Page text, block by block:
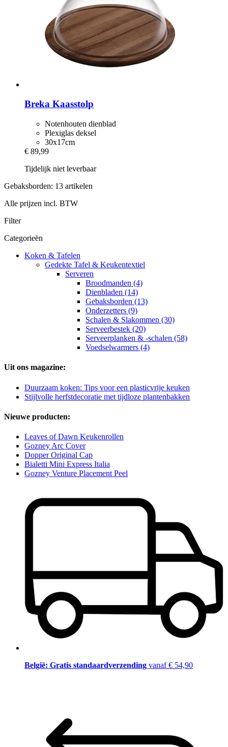
Breka Kaasstolp
Notenhouten dienblad
Plexiglas deksel
30x17cm
€ 89,99
Tijdelijk niet leverbaar
Gebaksborden: 13 artikelen
Alle prijzen incl. BTW
Filter
Categorieën
Koken & Tafelen
Gedekte Tafel & Keukentextiel
Serveren
Broodmanden (4)
Dienbladen (14)
Gebaksborden (13)
Onderzetters (9)
Schalen & Slakommen (30)
Serveerbestek (20)
Serveerplanken & -schalen (58)
Voedselwarmers (4)
Uit ons magazine:
Duurzaam koken: Tips voor een plasticvrije keuken
Stijlvolle herfstdecoratie met tijdloze plantenbakken
Nieuwe producten:
Leaves of Dawn Keukenrollen
Gozney Arc Cover
Dopper Original Cap
Bialetti Mini Express Italia
Gozney Venture Placement Peel
België: Gratis standaardverzending vanaf € 54,90